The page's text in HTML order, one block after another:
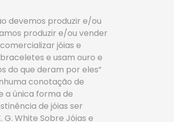
devemos produzir e/ou
produzir e/ou vender
jóias e
e usam ouro e
do que deram por eles”
conotação de
a única forma de
de jóias ser
White Sobre Jóias e